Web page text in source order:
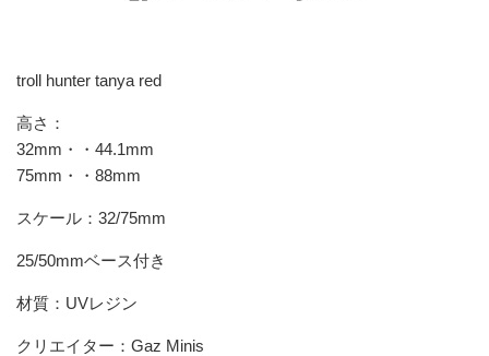
troll hunter tanya red
高さ：
32mm・・44.1mm
75mm・・88mm
スケール：32/75mm
25/50mmベース付き
材質：UVレジン
クリエイター： Gaz Minis